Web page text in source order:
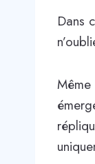
Dans